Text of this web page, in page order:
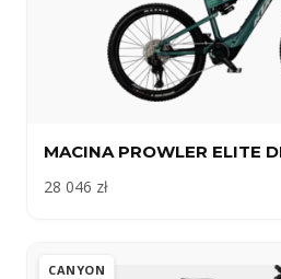
MACINA PROWLER ELITE
28 046 zł
CANYON